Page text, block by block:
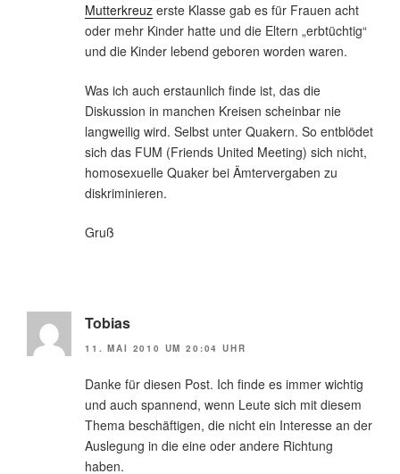
Mutterkreuz erste Klasse gab es für Frauen acht
oder mehr Kinder hatte und die Eltern „erbtüchtig“
und die Kinder lebend geboren worden waren.
Was ich auch erstaunlich finde ist, das die
Diskussion in manchen Kreisen scheinbar nie
langweilig wird. Selbst unter Quakern. So entblödet
sich das FUM (Friends United Meeting) sich nicht,
homosexuelle Quaker bei Ämtervergaben zu
diskriminieren.
Gruß
Tobias
11. MAI 2010 UM 20:04 UHR
Danke für diesen Post. Ich finde es immer wichtig
und auch spannend, wenn Leute sich mit diesem
Thema beschäftigen, die nicht ein Interesse an der
Auslegung in die eine oder andere Richtung
haben.